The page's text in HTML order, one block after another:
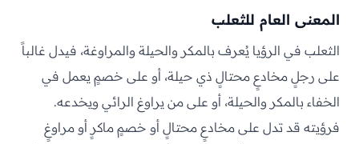
المعنى العام للثعلب
الثعلب في الرؤيا يُعرف بالمكر والحيلة والمراوغة، فيدل غالباً
على رجلٍ مخادعٍ محتالٍ ذي حيلة، أو على خصمٍ يعمل في
الخفاء بالمكر والحيلة، أو على من يراوغ الرائي ويخدعه.
فرؤيته قد تدل على مخادعٍ محتالٍ أو خصمٍ ماكرٍ أو مراوغٍ